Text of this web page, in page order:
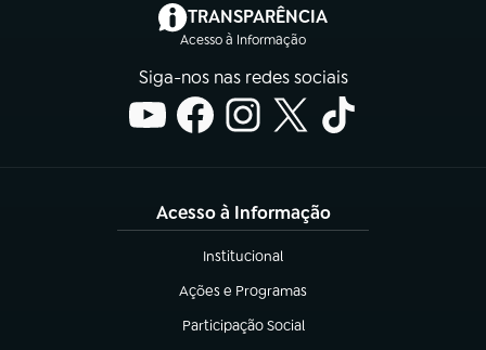
TRANSPARÊNCIA
Acesso à Informação
(abre em nova aba)
Siga-nos nas redes sociais
Acesso à Informação
Institucional
(abre em nova aba)
Ações e Programas
(abre em nova aba)
Participação Social
(abre em nova aba)